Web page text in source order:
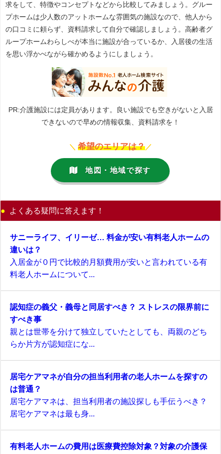
求をして、特徴やコンセプトなどから比較してみましょう。グルー
プホームは少人数のアットホームな雰囲気の施設なので、他人から
の口コミに頼らず、資料請求して自分で確認しましょう。高齢者グ
ループホームわらしべが本当に施設が合っているか、入居後の生活
を思い浮かべながら確かめるようにしましょう。
PR:介護施設には定員があります。良い施設でも空きがないと入居
できないので早めの情報収集、資料請求を！
＼ 希望のエリアは？ ／
地図・地域で探す
よくある疑問に答えます！
サニーライフ、イリーゼ… 料金が安い有料老人ホームの
違いは？
入居金が０円で比較的月額費用が安いと言われている有
料老人ホームについて...
認知症の義父・義母と同居すべき？ ストレスの限界前に
すべき事
親とは世帯を分けて独立していたとしても、両親のどち
らか片方が認知症にな...
居宅ケアマネが自分の担当利用者の老人ホームを探すの
は普通？
居宅ケアマネは、担当利用者の施設探しも手伝うべき？
居宅ケアマネは最も身...
有料老人ホームの費用は医療費控除対象？対象の介護保